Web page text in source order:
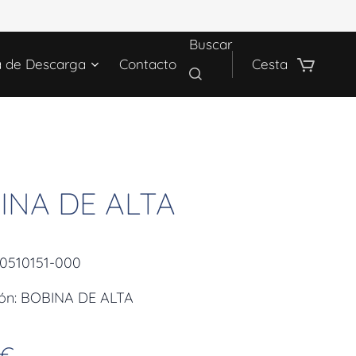
de Descarga Contacto
Buscar
Cesta
DE ALTA
000
BOBINA DE ALTA